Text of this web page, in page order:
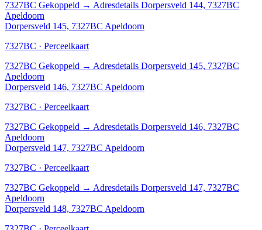
7327BC Gekoppeld → Adresdetails Dorpersveld 144, 7327BC
Apeldoorn
Dorpersveld 145, 7327BC Apeldoorn
7327BC · Perceelkaart
7327BC Gekoppeld → Adresdetails Dorpersveld 145, 7327BC
Apeldoorn
Dorpersveld 146, 7327BC Apeldoorn
7327BC · Perceelkaart
7327BC Gekoppeld → Adresdetails Dorpersveld 146, 7327BC
Apeldoorn
Dorpersveld 147, 7327BC Apeldoorn
7327BC · Perceelkaart
7327BC Gekoppeld → Adresdetails Dorpersveld 147, 7327BC
Apeldoorn
Dorpersveld 148, 7327BC Apeldoorn